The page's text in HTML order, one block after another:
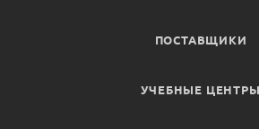
ПОСТАВЩИКИ
УЧЕБНЫЕ ЦЕНТРЫ